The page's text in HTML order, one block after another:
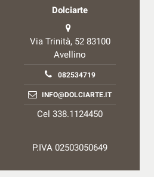
Dolciarte
Via Trinità, 52 83100
Avellino
082534719
INFO@DOLCIARTE.IT
Cel 338.1124450
P.IVA 02503050649